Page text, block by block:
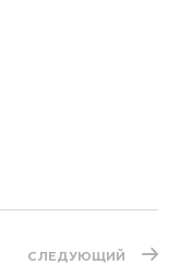
СЛЕДУЮЩИЙ